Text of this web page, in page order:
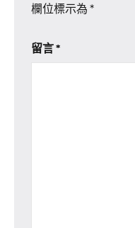
欄位標示為 *
留言*